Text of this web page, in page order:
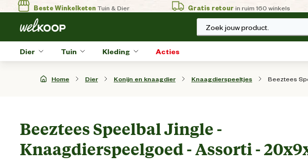
Beste WinkelketenTuin & Dier Gratis retour in ruim 160 winkels
Zoek jouw product.
Dier Tuin Kleding Acties
Home Dier Konijn en knaagdier Knaagdierspeeltjes Beeztees
Beeztees Speelbal Jingle -
Knaagdierspeelgoed - Assorti -